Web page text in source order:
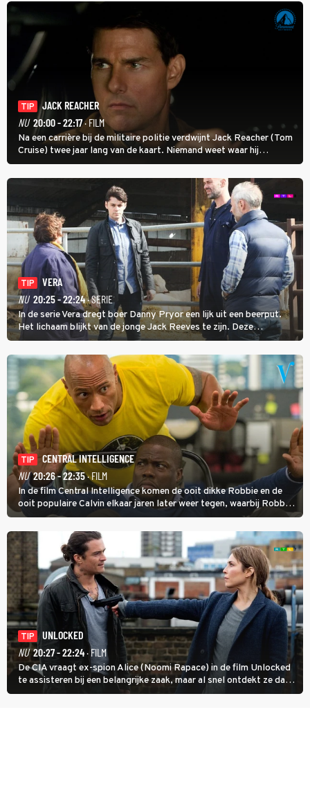
TIP
JACK REACHER
NU 20:00 - 22:17· FILM
Na een carrière bij de militaire politie verdwijnt Jack Reacher (Tom
Cruise) twee jaar lang van de kaart. Niemand weet waar hij
uithangt, totdat moordverdachte James Barr naar hem vraagt.
TIP
VERA
NU 20:25 - 22:24· SERIE
In de serie Vera dregt boer Danny Pryor een lijk uit een beerput.
Het lichaam blijkt van de jonge Jack Reeves te zijn. Deze
homoseksuele woonwagenbewoner had gebroken met zijn familie
en verliet het kamp met slaande ruzie.
TIP
CENTRAL INTELLIGENCE
NU 20:26 - 22:35· FILM
In de film Central Intelligence komen de ooit dikke Robbie en de
ooit populaire Calvin elkaar jaren later weer tegen, waarbij Robbie,
inmiddels supergespierd en werkzaam voor de CIA, Calvins hulp
goed kan gebruiken.
TIP
UNLOCKED
NU 20:27 - 22:24· FILM
De CIA vraagt ex-spion Alice (Noomi Rapace) in de film Unlocked
te assisteren bij een belangrijke zaak, maar al snel ontdekt ze dat
degene die haar aanstelde kwade bedoelingen heeft.